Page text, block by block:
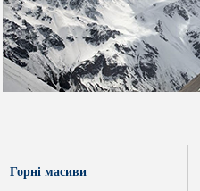
Горні масиви